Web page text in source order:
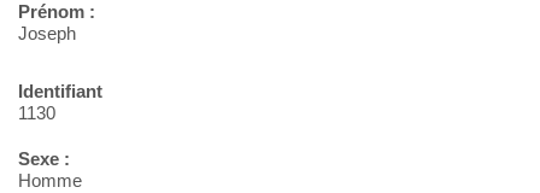
Prénom :
Joseph
Identifiant
1130
Sexe :
Homme